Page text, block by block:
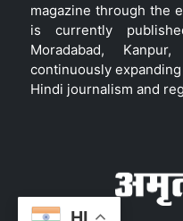
magazine through the
is currently
Moradabad,
continuously
Hindi journalism and